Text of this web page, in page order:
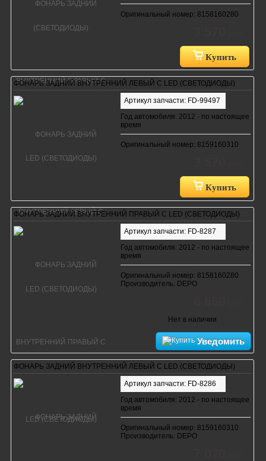
Оригинальный номер: 8158160280
Купить
ФОНАРЬ ЗАДНИЙ ВНУТРЕННИЙ ЛЕВЫЙ С LED (СВЕТОДИОДЫ)
Артикул запчасти: FD-99497
Год автомобиля: 2012 - по настоящее
время
Оригинальный номер: 8159160310
Купить
ФОНАРЬ ЗАДНИЙ ВНУТРЕННИЙ ПРАВЫЙ С LED (СВЕТОДИОДЫ)
Артикул запчасти: FD-8287
Год автомобиля: 2012 - по настоящее
время
Оригинальный номер: 8158160280
Производитель: DEPO
Нет в наличии
Уведомить
ФОНАРЬ ЗАДНИЙ ВНУТРЕННИЙ ЛЕВЫЙ С LED (СВЕТОДИОДЫ)
Артикул запчасти: FD-8286
Год автомобиля: 2012 - по настоящее
время
Оригинальный номер: 8159160310
Производитель: DEPO